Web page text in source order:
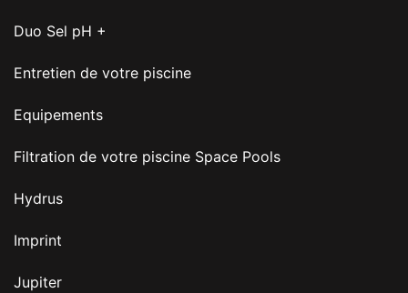
Duo Sel pH +
Entretien de votre piscine
Equipements
Filtration de votre piscine Space Pools
Hydrus
Imprint
Jupiter